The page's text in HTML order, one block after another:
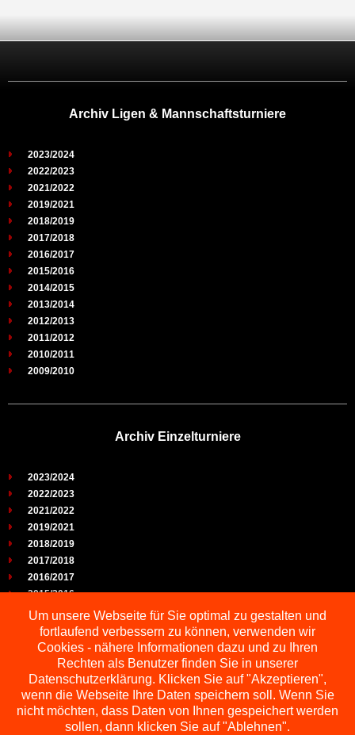
Archiv Ligen & Mannschaftsturniere
2023/2024
2022/2023
2021/2022
2019/2021
2018/2019
2017/2018
2016/2017
2015/2016
2014/2015
2013/2014
2012/2013
2011/2012
2010/2011
2009/2010
Archiv Einzelturniere
2023/2024
2022/2023
2021/2022
2019/2021
2018/2019
2017/2018
2016/2017
2015/2016
2014/2015
2013/2014
2012/2013
2011/2012
2010/2011
2009/2010
Um unsere Webseite für Sie optimal zu gestalten und
fortlaufend verbessern zu können, verwenden wir
Cookies - nähere Informationen dazu und zu Ihren
Rechten als Benutzer finden Sie in unserer
Datenschutzerklärung. Klicken Sie auf "Akzeptieren",
wenn die Webseite Ihre Daten speichern soll. Wenn Sie
nicht möchten, dass Daten von Ihnen gespeichert werden
sollen, dann klicken Sie auf "Ablehnen".